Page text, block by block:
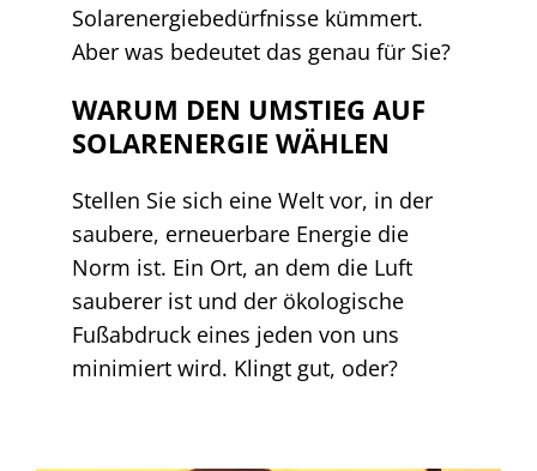
Solarenergiebedürfnisse kümmert.
Aber was bedeutet das genau für Sie?
WARUM DEN UMSTIEG AUF
SOLARENERGIE WÄHLEN
Stellen Sie sich eine Welt vor, in der
saubere, erneuerbare Energie die
Norm ist. Ein Ort, an dem die Luft
sauberer ist und der ökologische
Fußabdruck eines jeden von uns
minimiert wird. Klingt gut, oder?